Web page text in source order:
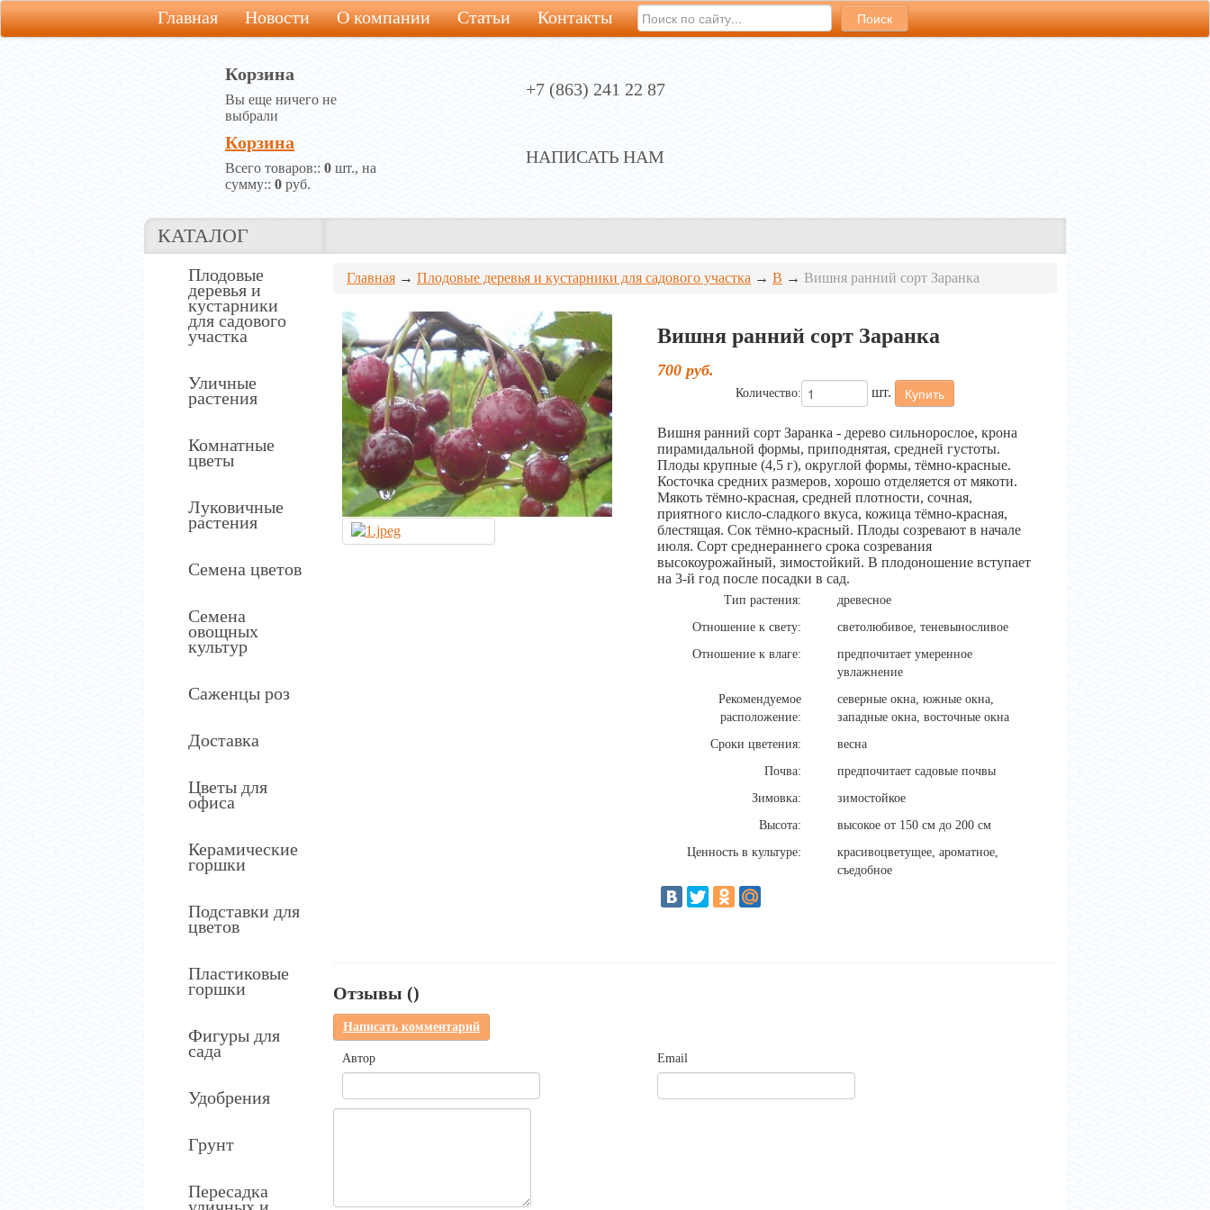
Главная Новости О компании Статьи Контакты
Корзина
Вы еще ничего не
выбрали
Корзина
Всего товаров:: 0 шт., на
сумму:: 0 руб.
+7 (863) 241 22 87
НАПИСАТЬ НАМ
КАТАЛОГ
Плодовые
деревья и
кустарники
для садового
участка
Уличные
растения
Комнатные
цветы
Луковичные
растения
Семена цветов
Семена
овощных
культур
Саженцы роз
Доставка
Цветы для
офиса
Керамические
горшки
Подставки для
цветов
Пластиковые
горшки
Фигуры для
сада
Удобрения
Грунт
Пересадка
Главная → Плодовые деревья и кустарники для садового участка → В → Вишня ранний сорт Заранка
Вишня ранний сорт Заранка
700 руб.
Количество: шт. Купить
Вишня ранний сорт Заранка - дерево сильнорослое, крона
пирамидальной формы, приподнятая, средней густоты.
Плоды крупные (4,5 г), округлой формы, тёмно-красные.
Косточка средних размеров, хорошо отделяется от мякоти.
Мякоть тёмно-красная, средней плотности, сочная,
приятного кисло-сладкого вкуса, кожица тёмно-красная,
блестящая. Сок тёмно-красный. Плоды созревают в начале
июля. Сорт среднераннего срока созревания
высокоурожайный, зимостойкий. В плодоношение вступает
на 3-й год после посадки в сад.
Тип растения:
древесное
Отношение к свету:
светолюбивое, теневыносливое
Отношение к влаге:
предпочитает умеренное
увлажнение
Рекомендуемое
расположение:
северные окна, южные окна,
западные окна, восточные окна
Сроки цветения:
весна
Почва:
предпочитает садовые почвы
Зимовка:
зимостойкое
Высота:
высокое от 150 см до 200 см
Ценность в культуре:
красивоцветущее, ароматное,
съедобное
Отзывы ()
Написать комментарий
Автор Email